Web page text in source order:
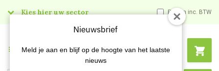
Kies hier uw sector Prijzen inc. BTW
Menu
Nieuwsbrief
Meld je aan en blijf op de hoogte van het laatste
nieuws